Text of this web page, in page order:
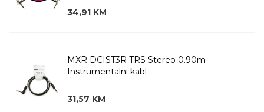
34,91 KM
MXR DCIST3R TRS Stereo 0.90m
Instrumentalni kabl
31,57 KM